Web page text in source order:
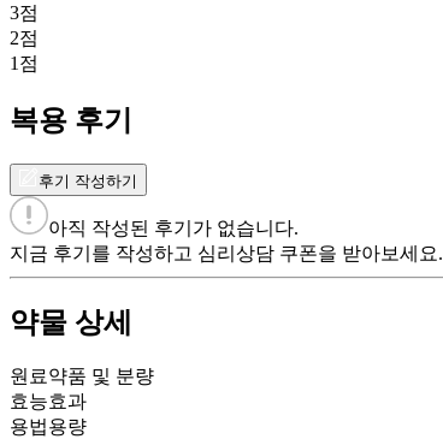
3점
2점
1 점
복용 후기
후기 작성하기
아직 작성된 후기가 없습니다.
지금 후기를 작성하고 심리상담 쿠폰을 받아보세요.
약물 상세
원료약품 및 분량
효능효과
용법용량